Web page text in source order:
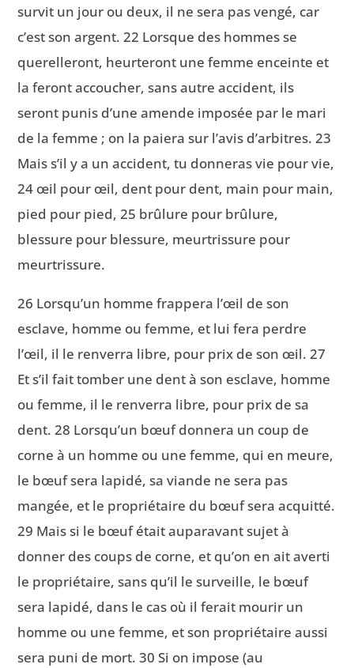
survit un jour ou deux, il ne sera pas vengé, car
c’est son argent. 22 Lorsque des hommes se
querelleront, heurteront une femme enceinte et
la feront accoucher, sans autre accident, ils
seront punis d’une amende imposée par le mari
de la femme ; on la paiera sur l’avis d’arbitres. 23
Mais s’il y a un accident, tu donneras vie pour vie,
24 œil pour œil, dent pour dent, main pour main,
pied pour pied, 25 brûlure pour brûlure,
blessure pour blessure, meurtrissure pour
meurtrissure.
26 Lorsqu’un homme frappera l’œil de son
esclave, homme ou femme, et lui fera perdre
l’œil, il le renverra libre, pour prix de son œil. 27
Et s’il fait tomber une dent à son esclave, homme
ou femme, il le renverra libre, pour prix de sa
dent. 28 Lorsqu’un bœuf donnera un coup de
corne à un homme ou une femme, qui en meure,
le bœuf sera lapidé, sa viande ne sera pas
mangée, et le propriétaire du bœuf sera acquitté.
29 Mais si le bœuf était auparavant sujet à
donner des coups de corne, et qu’on en ait averti
le propriétaire, sans qu’il le surveille, le bœuf
sera lapidé, dans le cas où il ferait mourir un
homme ou une femme, et son propriétaire aussi
sera puni de mort. 30 Si on impose (au